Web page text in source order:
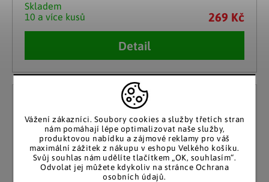
Vážení zákazníci. Soubory cookies a služby třetích stran
nám pomáhají lépe optimalizovat naše služby,
produktovou nabídku a zájmové reklamy pro váš
maximální zážitek z nákupu v eshopu Velkého košíku.
Svůj souhlas nám udělíte tlačítkem „OK, souhlasím“.
Odvolat jej můžete kdykoliv na stránce Ochrana
osobních údajů.
Skladem
10 a více kusů
269 Kč
Detail